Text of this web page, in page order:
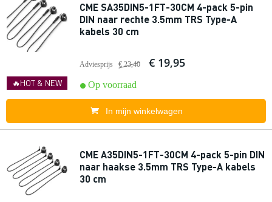
🔥HOT & NEW
CME SA35DIN5-1FT-30CM 4-pack 5-pin
DIN naar rechte 3.5mm TRS Type-A
kabels 30 cm
Adviesprijs € 23,40 € 19,95
Op voorraad
In mijn winkelwagen
CME A35DIN5-1FT-30CM 4-pack 5-pin DIN
naar haakse 3.5mm TRS Type-A kabels
30 cm